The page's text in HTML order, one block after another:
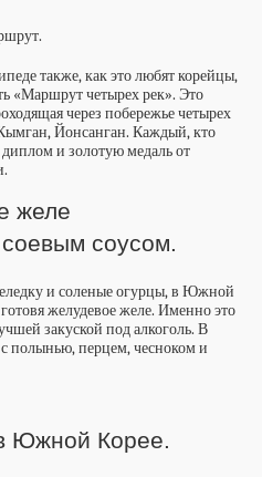
также, как это любят корейцы,
«Маршрут четырех рек». Это
через побережье четырех
Йонсанган. Каждый, кто
и золотую медаль от
желе
и соленые огурцы, в Южной
желудевое желе. Именно это
закуской под алкоголь. В
полынью, перцем, чесноком и